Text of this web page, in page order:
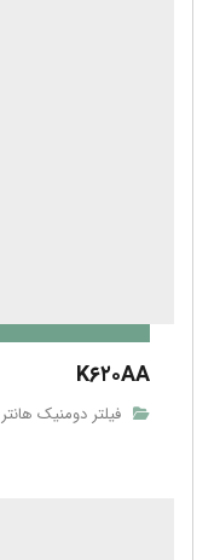
K۶۲۰AA
فیلتر دومنیک هانتر